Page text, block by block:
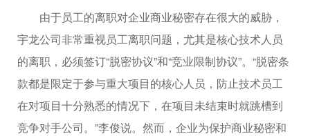
由于员工的离职对企业商业秘密存在很大的威胁，
宇龙公司非常重视员工离职问题，尤其是核心技术人员
的离职，必须签订“脱密协议”和“竞业限制协议”。“脱密条
款都是限定于参与重大项目的核心人员，防止技术员工
在对项目十分熟悉的情况下，在项目未结束时就跳槽到
竞争对手公司。”李俊说。然而，企业为保护商业秘密和